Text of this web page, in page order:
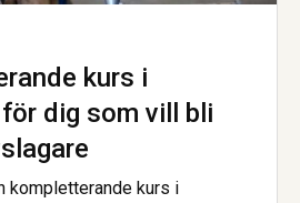
kurs i
dig som vill bli
kompletterande kurs i